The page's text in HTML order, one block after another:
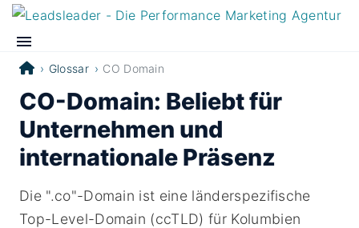
Glossar CO Domain
CO-Domain: Beliebt für
Unternehmen und
internationale Präsenz
Die ".co"-Domain ist eine länderspezifische
Top-Level-Domain (ccTLD) für Kolumbien